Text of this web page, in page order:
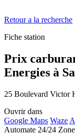
Retour a la recherche
Fiche station
Prix
Energies à
25 Boulevard Victor
Ouvrir dans
Google Maps Waze
Automate 24/24